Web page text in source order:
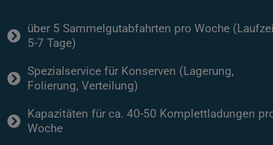
über 5 Sammelgutabfahrten pro Woche
5-7 Tage)
Spezialservice für Konserven (Lagerung,
Folierung, Verteilung)
Kapazitäten für ca. 40-50 Komplettladungen
Woche